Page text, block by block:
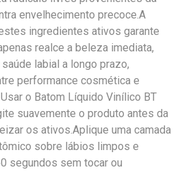
envelhecimento precoce.A
ingredientes ativos garante
realce a beleza imediata,
labial a longo prazo,
performance cosmética e
o Batom Líquido Vinílico BT
suavemente o produto antes da
os ativos.Aplique uma camada
sobre lábios limpos e
segundos sem tocar ou